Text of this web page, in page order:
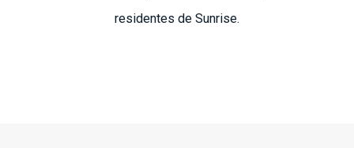
residentes de Sunrise.